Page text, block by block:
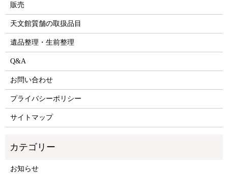
販売
天文館質舗の取扱品目
遺品整理・生前整理
Q&A
お問い合わせ
プライバシーポリシー
サイトマップ
お知らせ